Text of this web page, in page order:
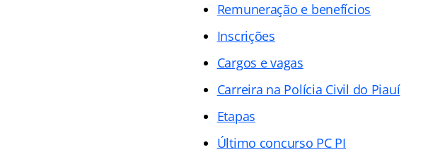
Remuneração e benefícios
Inscrições
Cargos e vagas
Carreira na Polícia Civil do Piauí
Etapas
Último concurso PC PI